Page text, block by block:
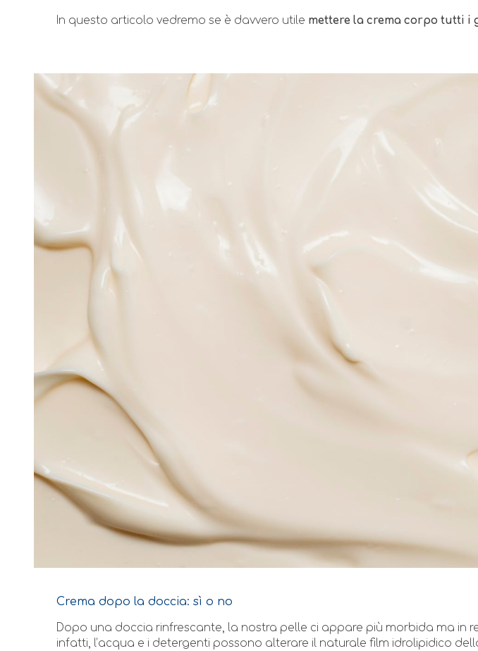
In questo articolo vedremo se è davvero utile mettere la crema corpo tutti i
Crema dopo la doccia: sì o no
Dopo una doccia rinfrescante, la nostra pelle ci appare più morbida ma in
infatti, l’acqua e i detergenti possono alterare il naturale film idrolipidico